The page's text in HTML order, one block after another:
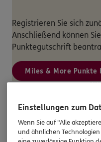
Registrieren Sie sich
Anschließend können
Punktegutschrift
Miles & More Punkte
Versicherung
Einstellungen zum
Wenn Sie auf "Alle
und ähnlichen